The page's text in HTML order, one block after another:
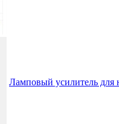
Ламповый усилитель для